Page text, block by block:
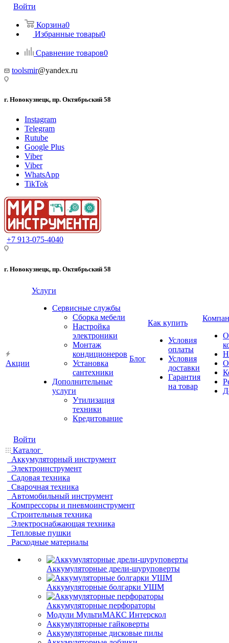
Войти
Корзина0
Избранные товары0
Сравнение товаров0
toolsmir@yandex.ru
г. Новокузнецк, пр. Октябрьский 58
Instagram
Telegram
Rutube
Google Plus
Viber
Viber
WhatsApp
TikTok
+7 913-075-4040
г. Новокузнецк, пр. Октябрьский 58
Акции
Услуги
Сервисные службы
Сборка мебели
Настройка
электроники
Монтаж
кондиционеров
Установка
сантехники
Дополнительные
услуги
Утилизация
техники
Кредитование
Блог
Как купить
Условия
оплаты
Условия
доставки
Гарантия
на товар
О
Войти
Каталог
Аккумуляторный инструмент
Электроинструмент
Садовая техника
Сварочная техника
Автомобильный инструмент
Компрессоры и пневмоинструмент
Строительныя техника
Электроснабжающая техника
Тепловые пушки
Расходные материалы
Аккумуляторные дрели-шуруповерты
Аккумуляторные болгарки УШМ
Аккумуляторные перфораторы
Модули МультиМАКС Интерскол
Аккумуляторные гайковерты
Аккумуляторные дисковые пилы